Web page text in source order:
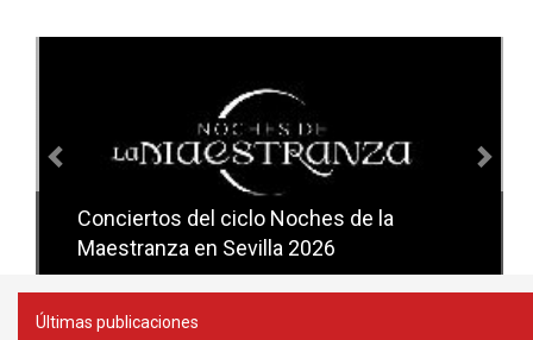
Conciertos del ciclo Noches de la
Maestranza en Sevilla 2026
Conciertos del ciclo Candlelight en
Sevilla
Últimas publicaciones